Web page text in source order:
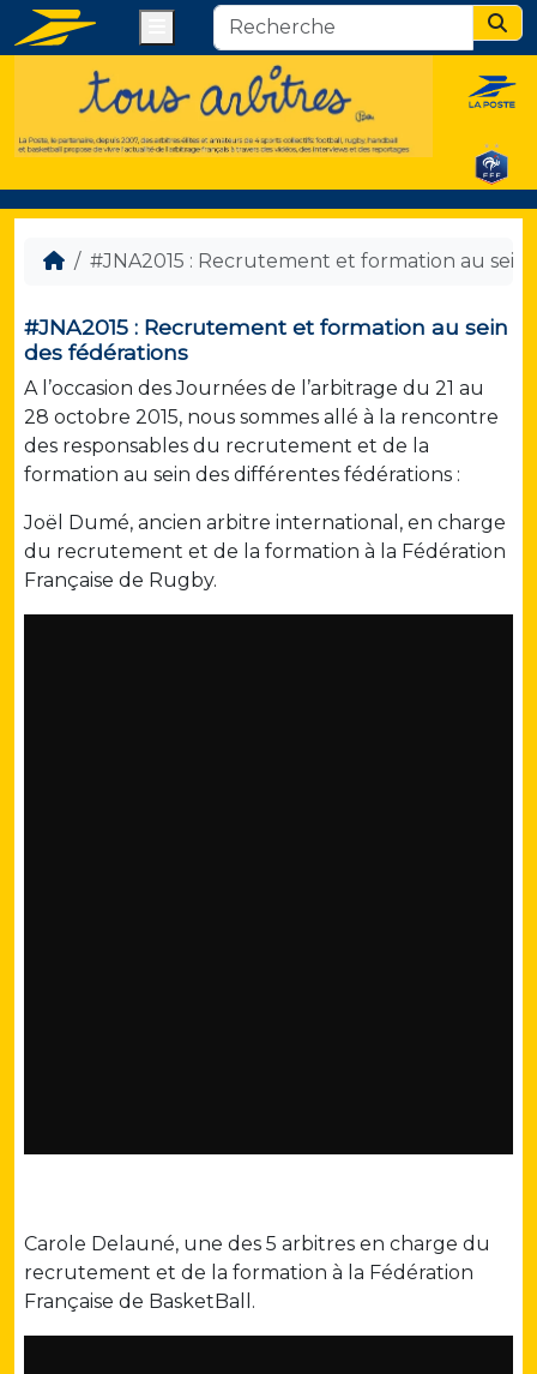
#JNA2015 : Recrutement et formation au sein
#JNA2015 : Recrutement et formation au sein
des fédérations
A l’occasion des Journées de l’arbitrage du 21 au
28 octobre 2015, nous sommes allé à la rencontre
des responsables du recrutement et de la
formation au sein des différentes fédérations :
Joël Dumé, ancien arbitre international, en charge
du recrutement et de la formation à la Fédération
Française de Rugby.
Carole Delauné, une des 5 arbitres en charge du
recrutement et de la formation à la Fédération
Française de BasketBall.